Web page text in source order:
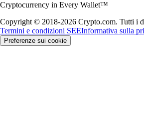
Cryptocurrency in Every Wallet™
Copyright © 2018-2026 Crypto.com. Tutti i
Termini e condizioni SEEInformativa sulla
Preferenze sui cookie